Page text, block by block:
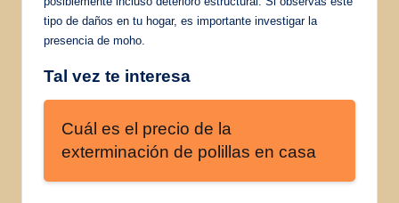
tipo de daños en tu hogar, es importante investigar la
presencia de moho.
Tal vez te interesa
Cuál es el precio de la
exterminación de polillas en casa